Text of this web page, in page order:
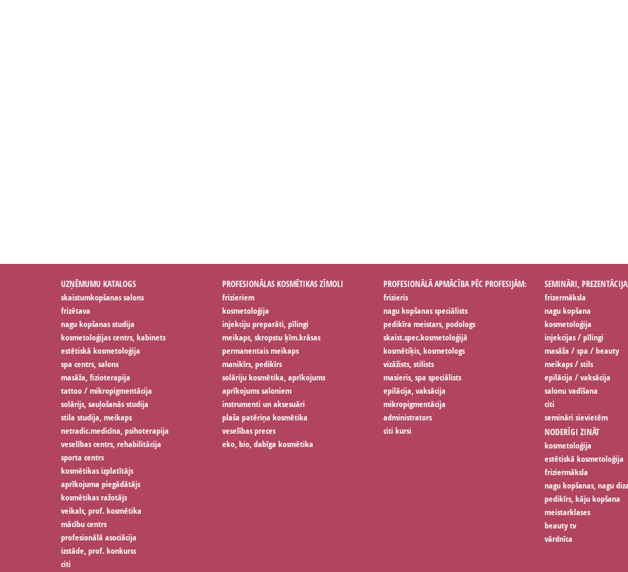
UZŅĒMUMU KATALOGS
skaistumkopšanas salons
frizētava
nagu kopšanas studija
kosmetoloģijas centrs, kabinets
estētiskā kosmetoloģija
spa centrs, salons
masāža, fizioterapija
tattoo / mikropigmentācija
solārijs, sauļošanās studija
stila studija, meikaps
netradic.medicīna, psihoterapija
veselības centrs, rehabilitācija
sporta centrs
kosmētikas izplatītājs
aprīkojuma piegādātājs
kosmētikas ražotājs
veikals, prof. kosmētika
mācību centrs
profesionālā asociācija
izstāde, prof. konkurss
citi
PROFESIONĀLAS KOSMĒTIKAS ZĪMOLI
frizieriem
kosmetoloģija
injekciju preparāti, pīlingi
meikaps, skropstu ķīm.krāsas
permanentais meikaps
manikīrs, pedikīrs
solāriju kosmētika, aprīkojums
aprīkojums saloniem
instrumenti un aksesuāri
plaša patēriņa kosmētika
veselības preces
eko, bio, dabīga kosmētika
PROFESIONĀLĀ APMĀCĪBA PĒC PROFESIJĀM:
frizieris
nagu kopšanas speciālists
pedikīra meistars, podologs
skaist.spec.kosmetoloģijā
kosmētiķis, kosmetologs
vizāžists, stilists
masieris, spa speciālists
epilācija, vaksācija
mikropigmentācija
administrators
citi kursi
SEMINĀRI,
frizermāksla
nagu kopšana
kosmetoloģija
injekcijas / pīlingi
masāža / spa / beauty
meikaps / stils
epilācija / vaksācija
salonu vadīšana
citi
semināri sievietēm
NODERĪGI ZINĀT
kosmetoloģija
estētiskā kosmetoloģija
friziermāksla
nagu kopšanas, nagu
pedikīrs, kāju kopšana
meistarklases
beauty tv
vārdnīca